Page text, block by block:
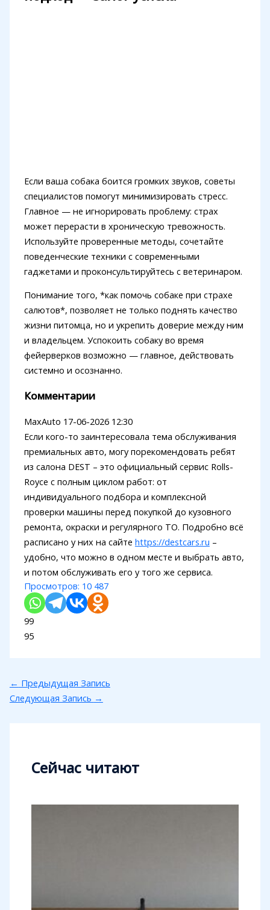
Если ваша собака боится громких звуков, советы
специалистов помогут минимизировать стресс.
Главное — не игнорировать проблему: страх
может перерасти в хроническую тревожность.
Используйте проверенные методы, сочетайте
поведенческие техники с современными
гаджетами и проконсультируйтесь с ветеринаром.
Понимание того, *как помочь собаке при страхе
салютов*, позволяет не только поднять качество
жизни питомца, но и укрепить доверие между ним
и владельцем. Успокоить собаку во время
фейерверков возможно — главное, действовать
системно и осознанно.
Комментарии
MaxAuto 17-06-2026 12:30
Если кого-то заинтересовала тема обслуживания
премиальных авто, могу порекомендовать ребят
из салона DEST – это официальный сервис Rolls-
Royce с полным циклом работ: от
индивидуального подбора и комплексной
проверки машины перед покупкой до кузовного
ремонта, окраски и регулярного ТО. Подробно всё
расписано у них на сайте https://destcars.ru –
удобно, что можно в одном месте и выбрать авто,
и потом обслуживать его у того же сервиса.
Просмотров: 10 487
99
95
← Предыдущая Запись
Следующая Запись →
Сейчас читают